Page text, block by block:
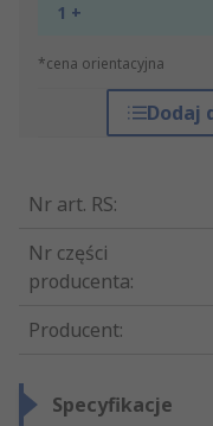
1 +
*cena orientacyjna
Dodaj
Nr art. RS:
Nr części
producenta:
Producent:
Specyfikacje